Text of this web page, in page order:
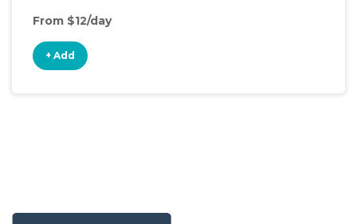
From $12/day
+ Add